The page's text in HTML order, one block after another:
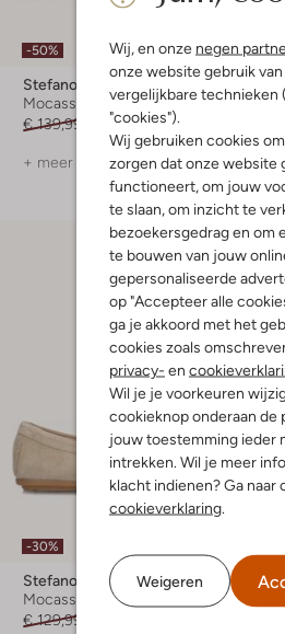
Wij, en onze negen
onze website gebruik
vergelijkbare technieken
"cookies").
Wij gebruiken cookies
zorgen dat onze website
functioneert, om jouw
te slaan, om inzicht te
bezoekersgedrag en om
te bouwen van jouw
gepersonaliseerde
op "Accepteer alle
ga je akkoord met het
cookies zoals
privacy- en
Wil je je voorkeuren
cookieknop onderaan de
jouw toestemming ieder
intrekken. Wil je meer
klacht indienen? Ga naar
cookieverklaring.
Weigeren
-50%
Stefano Lauran
Mocassins
€ 139,99
€ 69,99
+ meer kleuren
-
-30%
Stefano Lauran
Mocassins
€ 129,99